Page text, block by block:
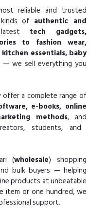
reliable and trusted
of authentic and
tech gadgets,
to fashion wear,
essentials, baby
— we sell everything you
a complete range of
e-books, online
methods, and
students, and
(wholesale) shopping
bulk buyers — helping
products at unbeatable
item or one hundred, we
support.